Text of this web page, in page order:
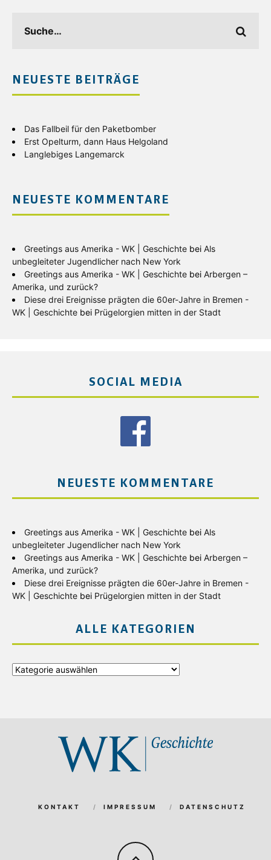
NEUESTE BEITRÄGE
Das Fallbeil für den Paketbomber
Erst Opelturm, dann Haus Helgoland
Langlebiges Langemarck
NEUESTE KOMMENTARE
Greetings aus Amerika - WK | Geschichte bei Als
unbegleiteter Jugendlicher nach New York
Greetings aus Amerika - WK | Geschichte bei Arbergen –
Amerika, und zurück?
Diese drei Ereignisse prägten die 60er-Jahre in Bremen -
WK | Geschichte bei Prügelorgien mitten in der Stadt
SOCIAL MEDIA
NEUESTE KOMMENTARE
Greetings aus Amerika - WK | Geschichte bei Als
unbegleiteter Jugendlicher nach New York
Greetings aus Amerika - WK | Geschichte bei Arbergen –
Amerika, und zurück?
Diese drei Ereignisse prägten die 60er-Jahre in Bremen -
WK | Geschichte bei Prügelorgien mitten in der Stadt
ALLE KATEGORIEN
Alle
KONTAKT IMPRESSUM DATENSCHUTZ